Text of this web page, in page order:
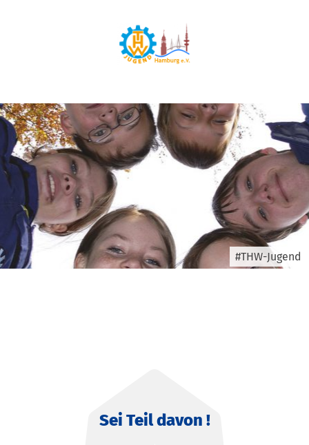
#THW-Jugend
Sei Teil davon !